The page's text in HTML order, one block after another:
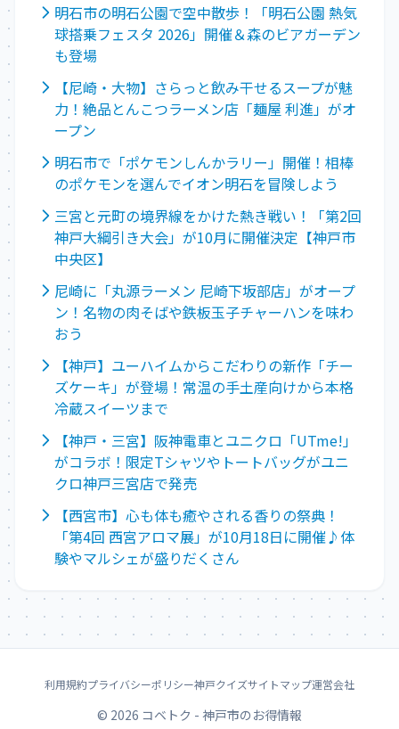
明石市の明石公園で空中散歩！「明石公園 熱気
球搭乗フェスタ 2026」開催＆森のビアガーデン
も登場
【尼崎・大物】さらっと飲み干せるスープが魅
力！絶品とんこつラーメン店「麺屋 利進」がオ
ープン
明石市で「ポケモンしんかラリー」開催！相棒
のポケモンを選んでイオン明石を冒険しよう
三宮と元町の境界線をかけた熱き戦い！「第2回
神戸大綱引き大会」が10月に開催決定【神戸市
中央区】
尼崎に「丸源ラーメン 尼崎下坂部店」がオープ
ン！名物の肉そばや鉄板玉子チャーハンを味わ
おう
【神戸】ユーハイムからこだわりの新作「チー
ズケーキ」が登場！常温の手土産向けから本格
冷蔵スイーツまで
【神戸・三宮】阪神電車とユニクロ「UTme!」
がコラボ！限定Tシャツやトートバッグがユニ
クロ神戸三宮店で発売
【西宮市】心も体も癒やされる香りの祭典！
「第4回 西宮アロマ展」が10月18日に開催♪体
験やマルシェが盛りだくさん
利用規約プライバシーポリシー神戸クイズサイトマップ運営会社
© 2026 コベトク - 神戸市のお得情報